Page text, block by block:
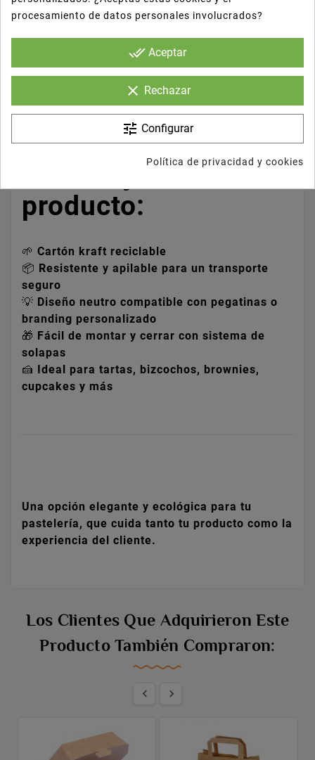
Ventajas del
producto:
🌱 Cartón kraft reciclable
📦 Resistente y apilable para un transporte
seguro
💡 Diseño neutro compatible con pegatinas o
branding personalizado
🎁 Fácil de montar y cerrar con sistema de
solapas
🍰
Ideal para tartas, bizcochos, brownies,
cupcakes y más
Una opción elegante y ecológica para tu
pastelería, que cuida tanto tu producto como la
experiencia del cliente.
Los Clientes Que Adquirieron Este
Producto También Compraron:
 
procesamiento de datos personales involucrados?
done_all Aceptar
clear Rechazar
tune Configurar
Política de privacidad y cookies